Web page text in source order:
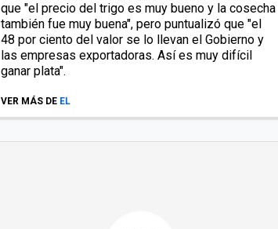
que "el precio del trigo es muy bueno y la cosecha
también fue muy buena", pero puntualizó que "el
48 por ciento del valor se lo llevan el Gobierno y
las empresas exportadoras. Así es muy difícil
ganar plata".
VER MÁS DE EL